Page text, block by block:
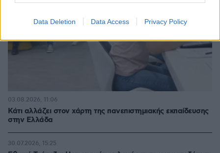
Data Deletion Data Access Privacy Policy
Κάτι αλλάζει στον χάρτη της πανεπιστημιακής εκπαίδευσης
στην Ελλάδα
03.08.2026, 11:06
30.07.2026, 15:25